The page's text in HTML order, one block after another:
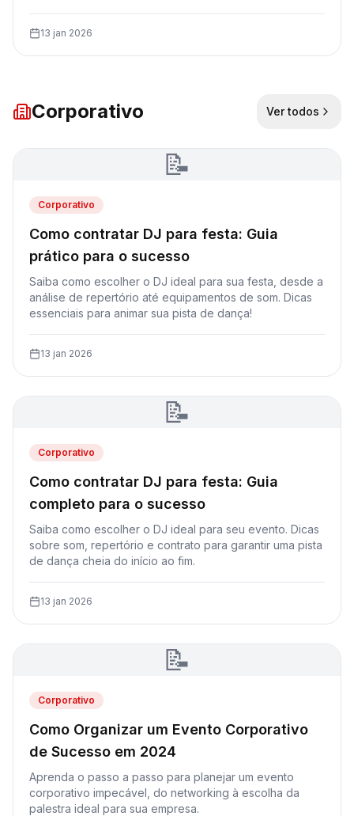
13 jan 2026
Corporativo Ver todos
📝
Corporativo
Como contratar DJ para festa: Guia
prático para o sucesso
Saiba como escolher o DJ ideal para sua festa, desde a
análise de repertório até equipamentos de som. Dicas
essenciais para animar sua pista de dança!
13 jan 2026
📝
Corporativo
Como contratar DJ para festa: Guia
completo para o sucesso
Saiba como escolher o DJ ideal para seu evento. Dicas
sobre som, repertório e contrato para garantir uma pista
de dança cheia do início ao fim.
13 jan 2026
📝
Corporativo
Como Organizar um Evento Corporativo
de Sucesso em 2024
Aprenda o passo a passo para planejar um evento
corporativo impecável, do networking à escolha da
palestra ideal para sua empresa.